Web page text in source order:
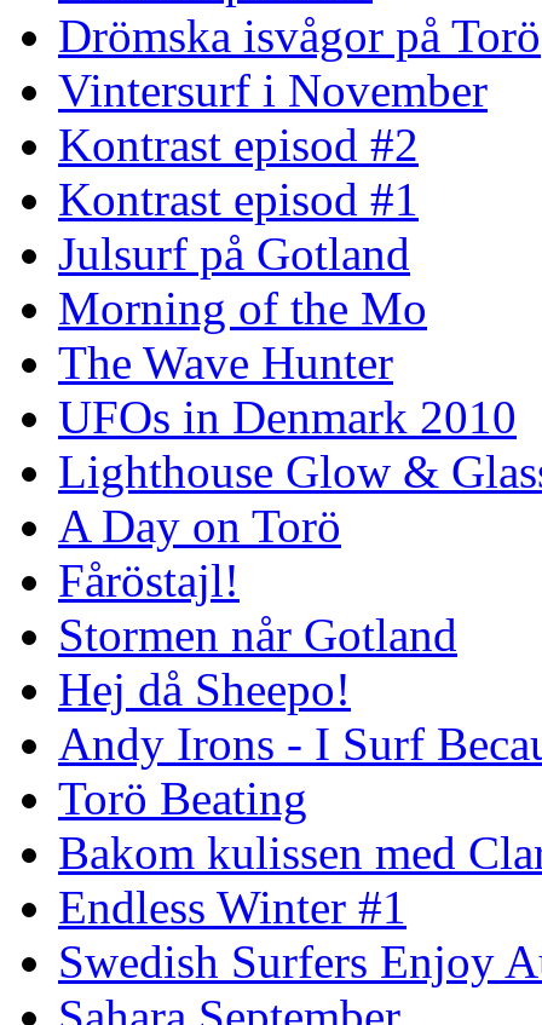
Drömska isvågor på Torö
Vintersurf i November
Kontrast episod #2
Kontrast episod #1
Julsurf på Gotland
Morning of the Mo
The Wave Hunter
UFOs in Denmark 2010
Lighthouse Glow &
A Day on Torö
Fåröstajl!
Stormen når Gotland
Hej då Sheepo!
Andy Irons - I Surf
Torö Beating
Bakom kulissen med
Endless Winter #1
Swedish Surfers Enjoy